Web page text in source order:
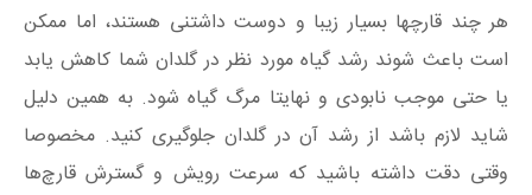
هر چند قارچها بسیار زیبا و دوست داشتنی هستند، اما ممکن
است باعث شوند رشد گیاه مورد نظر در گلدان شما کاهش یابد
یا حتی موجب نابودی و نهایتا مرگ گیاه شود. به همین دلیل
شاید لازم باشد از رشد آن در گلدان جلوگیری کنید. مخصوصا
وقتی دقت داشته باشید که سرعت رویش و گسترش قارچ‌ها